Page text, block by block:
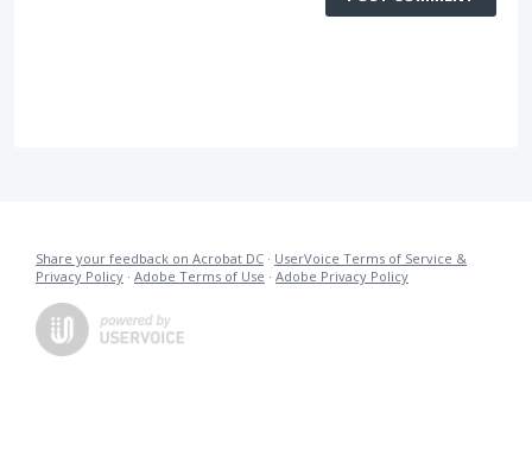
Share your feedback on Acrobat DC · UserVoice Terms of Service &
Privacy Policy · Adobe Terms of Use · Adobe Privacy Policy